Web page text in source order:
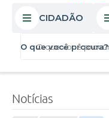
O que você procura?
CIDADÃO
Notícias